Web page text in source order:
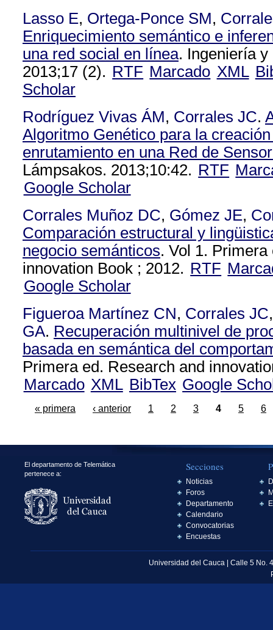
Lasso E, Ortega-Ponce SM,
Enriquecimiento semántico e
una red social en línea. Ingeniería
2013;17 (2). RTF Marcado XML
Scholar
Rodríguez Vivas ÁM, Corrales JC.
Algoritmo Genético para la
enrutamiento en una Red de
Lámpsakos. 2013;10:42. RTF
Google Scholar
Corrales Muñoz DC, Gómez JE,
Comparación estructural y
negocio semánticos. Vol 1.
innovation Book ; 2012. RTF
Google Scholar
Figueroa Martínez CN, Corrales JC
GA. Recuperación multinivel de
basada en semántica del
Primera ed. Research and
Marcado XML BibTex Google
« primera ‹ anterior 1 2 3 4 5 6
El departamento de Telemática
pertenece a:
Secciones
Noticias
Foros
Departamento
Calendario
Convocatorias
Encuestas
Universidad del Cauca | Calle 5 No.